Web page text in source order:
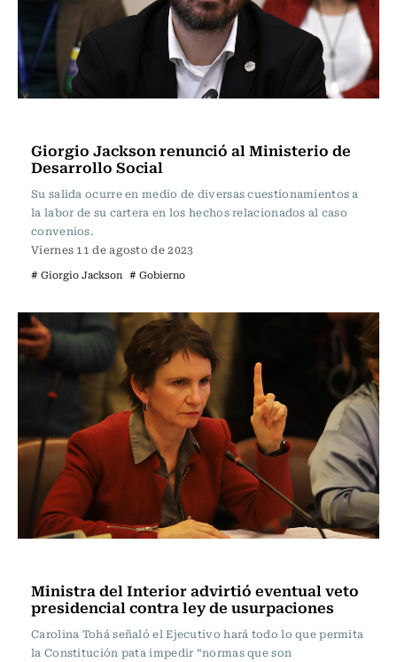
Giorgio Jackson renunció al Ministerio de
Desarrollo Social
Su salida ocurre en medio de diversas cuestionamientos a
la labor de su cartera en los hechos relacionados al caso
convenios.
Viernes 11 de agosto de 2023
# Giorgio Jackson # Gobierno
Ministra del Interior advirtió eventual veto
presidencial contra ley de usurpaciones
Carolina Tohá señaló el Ejecutivo hará todo lo que permita
la Constitución pata impedir “normas que son